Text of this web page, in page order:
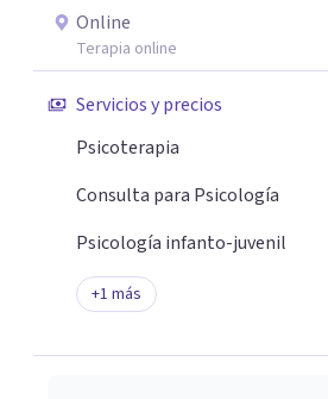
Online
Terapia online
Servicios y precios
Psicoterapia
Consulta para Psicología
Psicología infanto-juvenil
+1 más